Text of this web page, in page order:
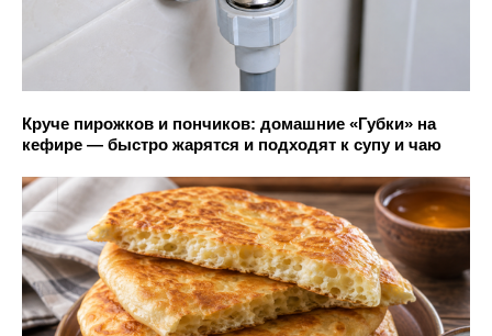
Круче пирожков и пончиков: домашние «Губки» на
кефире — быстро жарятся и подходят к супу и чаю